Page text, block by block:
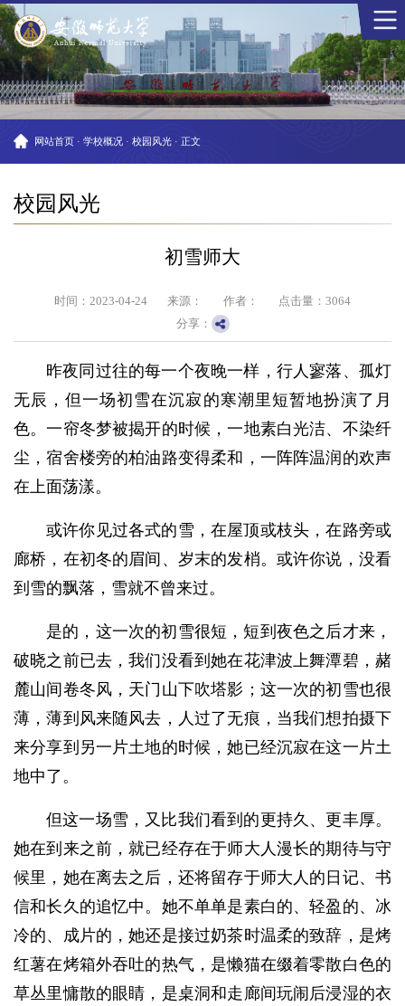
网站首页 · 学校概况 · 校园风光 · 正文
校园风光
初雪师大
时间：2023-04-24 来源： 作者： 点击量：3064
分享：
昨夜同过往的每一个夜晚一样，行人寥落、孤灯
无辰，但一场初雪在沉寂的寒潮里短暂地扮演了月
色。一帘冬梦被揭开的时候，一地素白光洁、不染纤
尘，宿舍楼旁的柏油路变得柔和，一阵阵温润的欢声
在上面荡漾。
或许你见过各式的雪，在屋顶或枝头，在路旁或
廊桥，在初冬的眉间、岁末的发梢。或许你说，没看
到雪的飘落，雪就不曾来过。
是的，这一次的初雪很短，短到夜色之后才来，
破晓之前已去，我们没看到她在花津波上舞潭碧，赭
麓山间卷冬风，天门山下吹塔影；这一次的初雪也很
薄，薄到风来随风去，人过了无痕，当我们想拍摄下
来分享到另一片土地的时候，她已经沉寂在这一片土
地中了。
但这一场雪，又比我们看到的更持久、更丰厚。
她在到来之前，就已经存在于师大人漫长的期待与守
候里，她在离去之后，还将留存于师大人的日记、书
信和长久的追忆中。她不单单是素白的、轻盈的、冰
冷的、成片的，她还是接过奶茶时温柔的致辞，是烤
红薯在烤箱外吞吐的热气，是懒猫在缀着零散白色的
草丛里慵散的眼睛，是桌洞和走廊间玩闹后浸湿的衣